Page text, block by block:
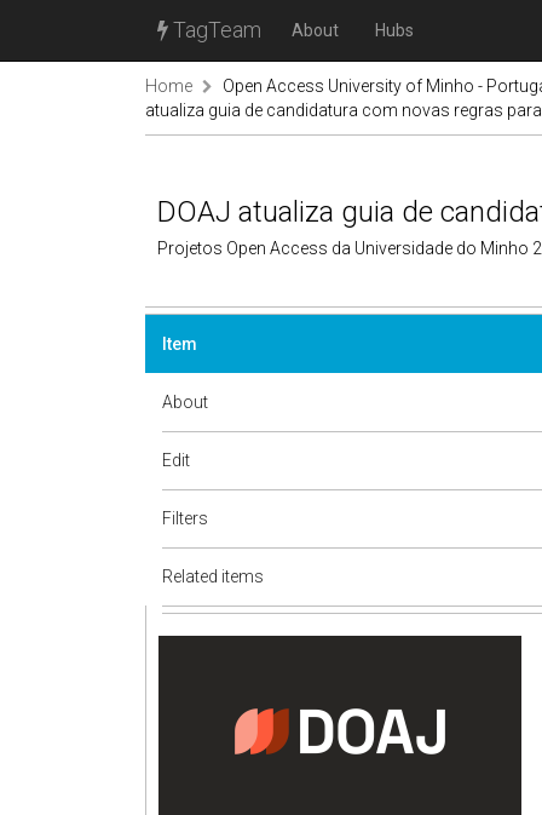
TagTeam About Hubs
Home
Open Access University of Minho -
atualiza guia de candidatura com novas regras
DOAJ atualiza guia de
Projetos Open Access da Universidade do Minho
Item
About
Edit
Filters
Related items